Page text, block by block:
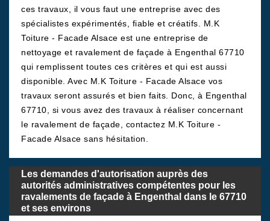
ces travaux, il vous faut une entreprise avec des
spécialistes expérimentés, fiable et créatifs. M.K
Toiture - Facade Alsace est une entreprise de
nettoyage et ravalement de façade à Engenthal 67710
qui remplissent toutes ces critères et qui est aussi
disponible. Avec M.K Toiture - Facade Alsace vos
travaux seront assurés et bien faits. Donc, à Engenthal
67710, si vous avez des travaux à réaliser concernant
le ravalement de façade, contactez M.K Toiture -
Facade Alsace sans hésitation.
Les demandes d'autorisation auprès des
autorités administratives compétentes pour les
ravalements de façade à Engenthal dans le 67710
et ses environs